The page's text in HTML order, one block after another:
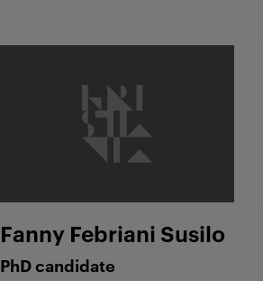
Fanny Febriani Susilo
PhD candidate